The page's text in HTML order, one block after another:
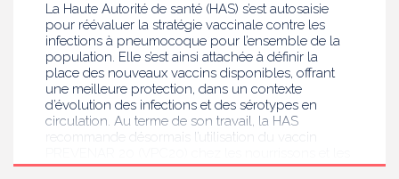
La Haute Autorité de santé (HAS) s’est autosaisie
pour réévaluer la stratégie vaccinale contre les
infections à pneumocoque pour l’ensemble de la
population. Elle s’est ainsi attachée à définir la
place des nouveaux vaccins disponibles, offrant
une meilleure protection, dans un contexte
d’évolution des infections et des sérotypes en
circulation. Au terme de son travail, la HAS
recommande désormais l’utilisation du vaccin
enfants à risque, et le recours préférentiel au